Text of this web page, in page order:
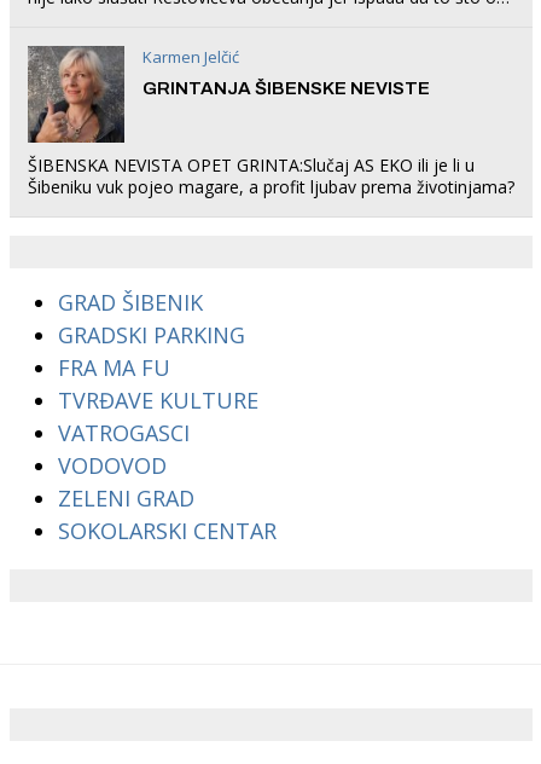
Karmen Jelčić
GRINTANJA ŠIBENSKE NEVISTE
ŠIBENSKA NEVISTA OPET GRINTA:Slučaj AS EKO ili je li u
Šibeniku vuk pojeo magare, a profit ljubav prema životinjama?
GRAD ŠIBENIK
GRADSKI PARKING
FRA MA FU
TVRĐAVE KULTURE
VATROGASCI
VODOVOD
ZELENI GRAD
SOKOLARSKI CENTAR